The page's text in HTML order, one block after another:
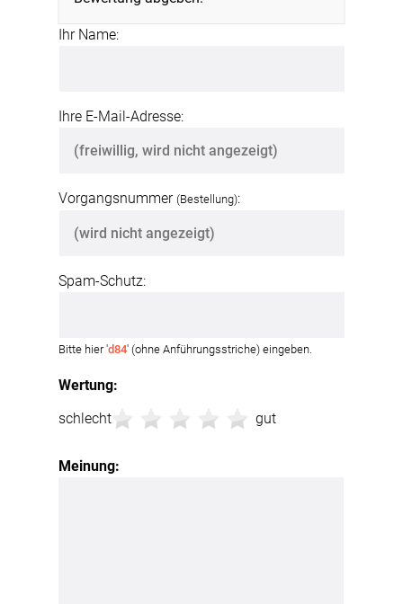
Wertung:
schlecht
gut
Meinung:
Ihr Name:
Ihre E-Mail-Adresse:
Vorgangsnummer (Bestellung):
Spam-Schutz:
Bitte hier 'd84' (ohne Anführungsstriche) eingeben.